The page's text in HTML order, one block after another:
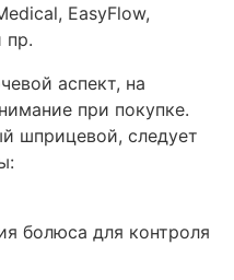
EasyFlow,
пр.
аспект, на
при покупке.
шприцевой, следует
болюса для контроля